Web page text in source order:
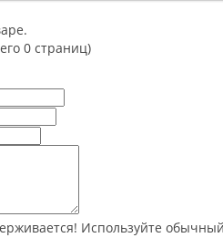
и скамьи для раздевалок)
0 страниц)
Используйте